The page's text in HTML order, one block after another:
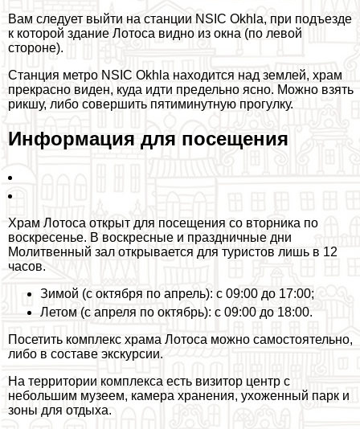
Вам следует выйти на станции NSIC Okhla, при подъезде
к которой здание Лотоса видно из окна (по левой
стороне).
Станция метро NSIC Okhla находится над землей, храм
прекрасно виден, куда идти предельно ясно. Можно взять
рикшу, либо совершить пятиминутную прогулку.
Информация для посещения
Храм Лотоса открыт для посещения со вторника по
воскресенье. В воскресные и праздничные дни
Молитвенный зал открывается для туристов лишь в 12
часов.
Зимой (с октября по апрель): с 09:00 до 17:00;
Летом (с апреля по октябрь): с 09:00 до 18:00.
Посетить комплекс храма Лотоса можно самостоятельно,
либо в составе экскурсии.
На территории комплекса есть визитор центр с
небольшим музеем, камера хранения, ухоженный парк и
зоны для отдыха.